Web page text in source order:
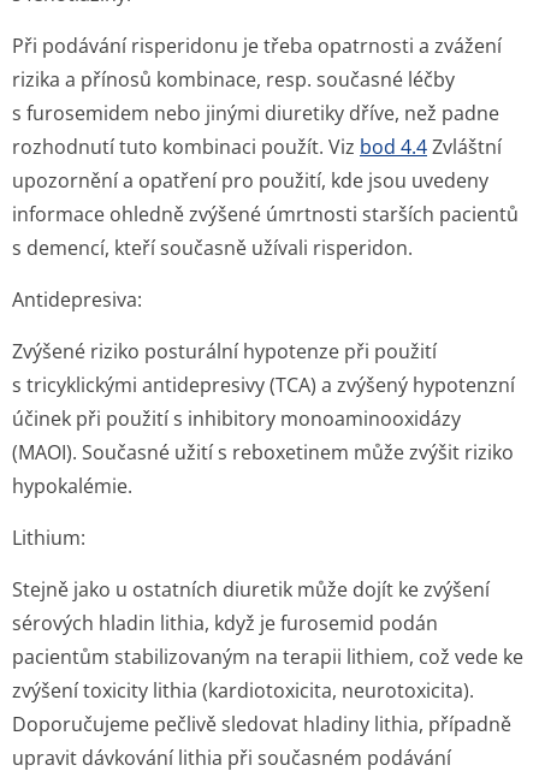
Při podávání risperidonu je třeba opatrnosti a zvážení
rizika a přínosů kombinace, resp. současné léčby
s furosemidem nebo jinými diuretiky dříve, než padne
rozhodnutí tuto kombinaci použít. Viz bod 4.4Zvláštní
upozornění a opatření pro použití, kde jsou uvedeny
informace ohledně zvýšené úmrtnosti starších pacientů
s demencí, kteří současně užívali risperidon.
Antidepresiva:
Zvýšené riziko posturální hypotenze při použití
s tricyklickými antidepresivy (TCA) a zvýšený hypotenzní
účinek při použití s inhibitory monoaminooxidázy
(MAOI). Současné užití s reboxetinem může zvýšit riziko
hypokalémie.
Lithium:
Stejně jako u ostatních diuretik může dojít ke zvýšení
sérových hladin lithia, když je furosemid podán
pacientům stabilizovaným na terapii lithiem, což vede ke
zvýšení toxicity lithia (kardiotoxicita, neurotoxicita).
Doporučujeme pečlivě sledovat hladiny lithia, případně
upravit dávkování lithia při současném podávání